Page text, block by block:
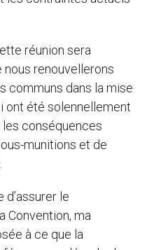
réunion sera
renouvellerons
communs dans la mise
ont été solennellement
conséquences
munitions et de
d’assurer le
Convention, ma
à ce que la